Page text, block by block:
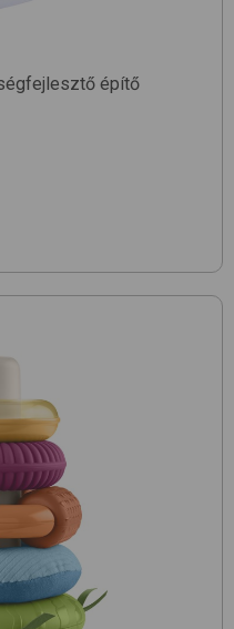
építő